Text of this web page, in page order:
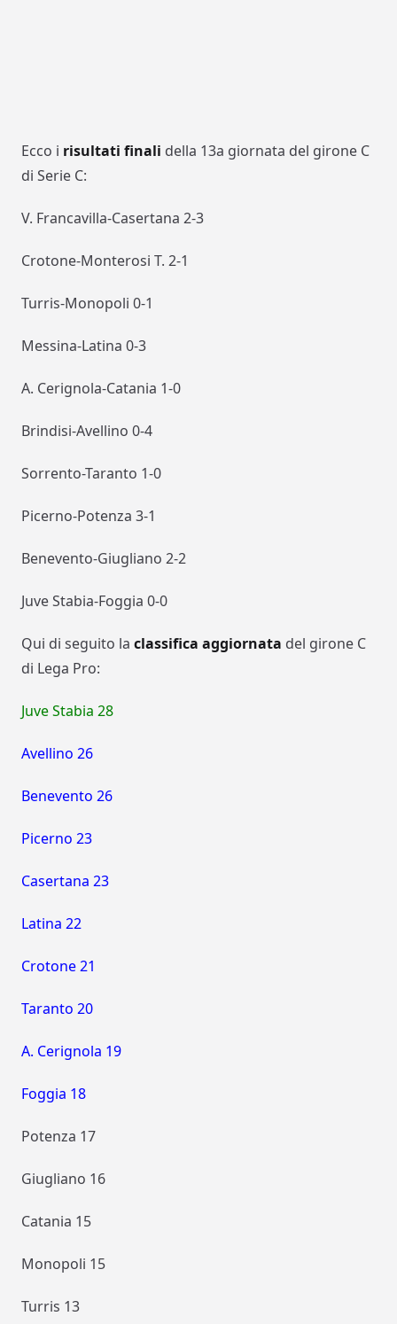
Ecco i risultati finali della 13a giornata del girone C
di Serie C:
V. Francavilla-Casertana 2-3
Crotone-Monterosi T. 2-1
Turris-Monopoli 0-1
Messina-Latina 0-3
A. Cerignola-Catania 1-0
Brindisi-Avellino 0-4
Sorrento-Taranto 1-0
Picerno-Potenza 3-1
Benevento-Giugliano 2-2
Juve Stabia-Foggia 0-0
Qui di seguito la classifica aggiornata del girone C
di Lega Pro:
Juve Stabia 28
Avellino 26
Benevento 26
Picerno 23
Casertana 23
Latina 22
Crotone 21
Taranto 20
A. Cerignola 19
Foggia 18
Potenza 17
Giugliano 16
Catania 15
Monopoli 15
Turris 13